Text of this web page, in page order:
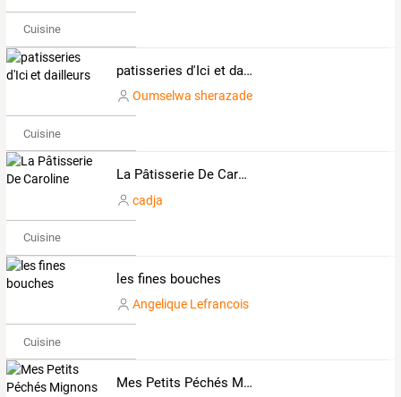
Cuisine
patisseries d'Ici et dailleurs
Oumselwa sherazade
Cuisine
La Pâtisserie De Caroline
cadja
Cuisine
les fines bouches
Angelique Lefrancois
Cuisine
Mes Petits Péchés Mignons